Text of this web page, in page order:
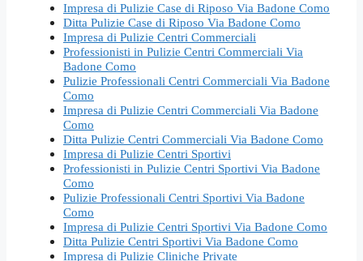
Impresa di Pulizie Case di Riposo Via Badone Como
Ditta Pulizie Case di Riposo Via Badone Como
Impresa di Pulizie Centri Commerciali
Professionisti in Pulizie Centri Commerciali Via
Badone Como
Pulizie Professionali Centri Commerciali Via Badone
Como
Impresa di Pulizie Centri Commerciali Via Badone
Como
Ditta Pulizie Centri Commerciali Via Badone Como
Impresa di Pulizie Centri Sportivi
Professionisti in Pulizie Centri Sportivi Via Badone
Como
Pulizie Professionali Centri Sportivi Via Badone
Como
Impresa di Pulizie Centri Sportivi Via Badone Como
Ditta Pulizie Centri Sportivi Via Badone Como
Impresa di Pulizie Cliniche Private